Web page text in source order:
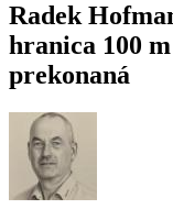
Radek
hranica 100
prekonaná